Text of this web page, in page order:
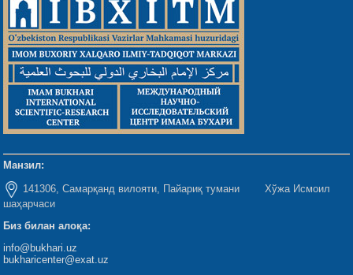
Манзил:
141306, Самарқанд вилояти, Пайариқ тумани Хўжа Исмоил
шаҳарчаси
Биз билан алоқа:
info@bukhari.uz
bukharicenter@exat.uz